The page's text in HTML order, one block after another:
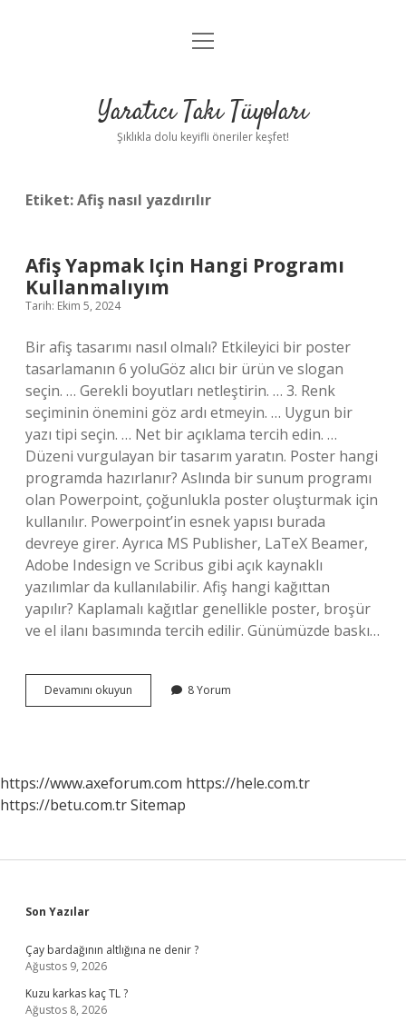
Anasayfa
Yasal Uyarı
menüyü
Yaratıcı Takı Tüyoları
Şıklıkla dolu keyifli öneriler keşfet!
Etiket:Afiş nasıl yazdırılır
Afiş Yapmak Için Hangi Programı
Kullanmalıyım
Tarih: Ekim 5, 2024
Bir afiş tasarımı nasıl olmalı? Etkileyici bir poster
tasarlamanın 6 yoluGöz alıcı bir ürün ve slogan
seçin. … Gerekli boyutları netleştirin. … 3. Renk
seçiminin önemini göz ardı etmeyin. … Uygun bir
yazı tipi seçin. … Net bir açıklama tercih edin. …
Düzeni vurgulayan bir tasarım yaratın. Poster hangi
programda hazırlanır? Aslında bir sunum programı
olan Powerpoint, çoğunlukla poster oluşturmak için
kullanılır. Powerpoint’in esnek yapısı burada
devreye girer. Ayrıca MS Publisher, LaTeX Beamer,
Adobe Indesign ve Scribus gibi açık kaynaklı
yazılımlar da kullanılabilir. Afiş hangi kağıttan
yapılır? Kaplamalı kağıtlar genellikle poster, broşür
ve el ilanı basımında tercih edilir. Günümüzde baskı…
Devamını okuyun
Yapmak
8 Yorum
https://www.axeforum.com https://hele.com.tr
https://betu.com.trSitemap
Sidebar
Son Yazılar
Çay bardağının altlığına ne denir ?
Ağustos 9, 2026
Kuzu karkas kaç TL ?
Ağustos 8, 2026